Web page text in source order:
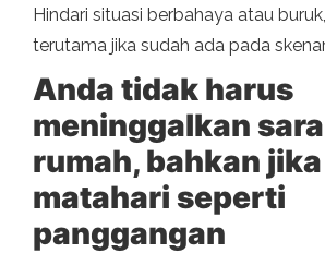
Hindari situasi berbahaya atau
terutama jika sudah ada pada
Anda tidak harus
meninggalkan
rumah, bahkan jika
matahari seperti
panggangan